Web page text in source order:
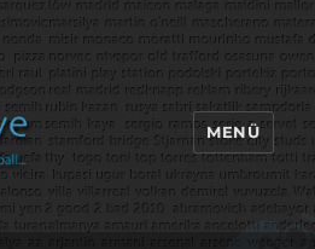
MENÜ